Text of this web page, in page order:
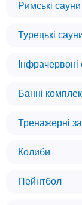
Римські сауни
Турецькі
Інфрачервоні
Банні
Тренажерні
Колиби
Пейнтбол